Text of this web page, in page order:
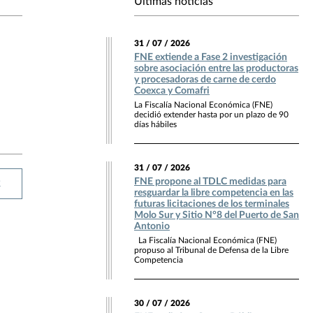
31 / 07 / 2026
FNE extiende a Fase 2 investigación
sobre asociación entre las productoras
y procesadoras de carne de cerdo
Coexca y Comafri
La Fiscalía Nacional Económica (FNE)
decidió extender hasta por un plazo de 90
días hábiles
31 / 07 / 2026
FNE propone al TDLC medidas para
resguardar la libre competencia en las
futuras licitaciones de los terminales
Molo Sur y Sitio N°8 del Puerto de San
Antonio
La Fiscalía Nacional Económica (FNE)
propuso al Tribunal de Defensa de la Libre
Competencia
30 / 07 / 2026